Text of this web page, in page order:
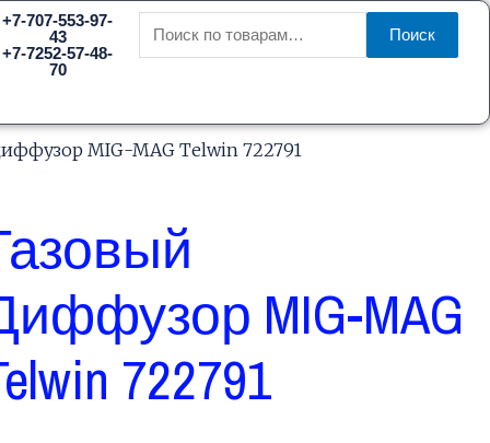
+7-707-553-97-
43
+7-7252-57-48-
70
Искать:
Поиск
MIG-MAG Telwin 722791
MIG-MAG
722791